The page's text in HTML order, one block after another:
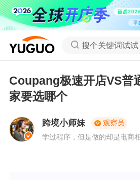
搜个关键词试试
Coupang极速开店VS普
家要选哪个
跨境小师妹
观察员
学过程序，但是做的却是电商